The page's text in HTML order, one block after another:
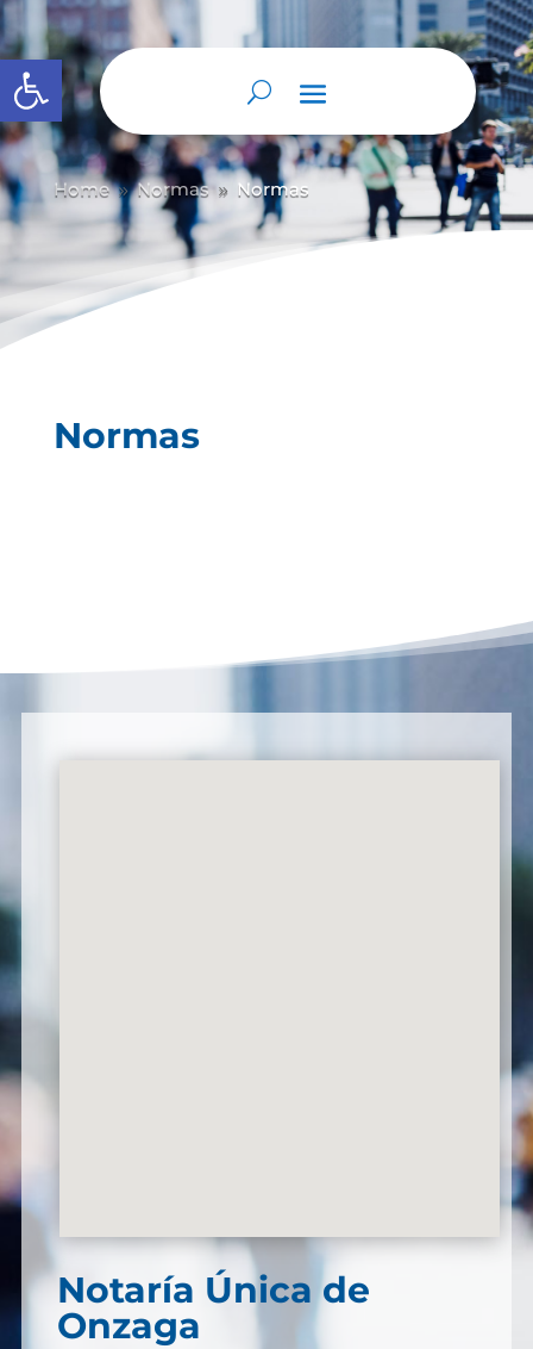
Abrir barra de herramientas
Home 9 Normas 9 Normas
Normas
Notaría Única de
Onzaga